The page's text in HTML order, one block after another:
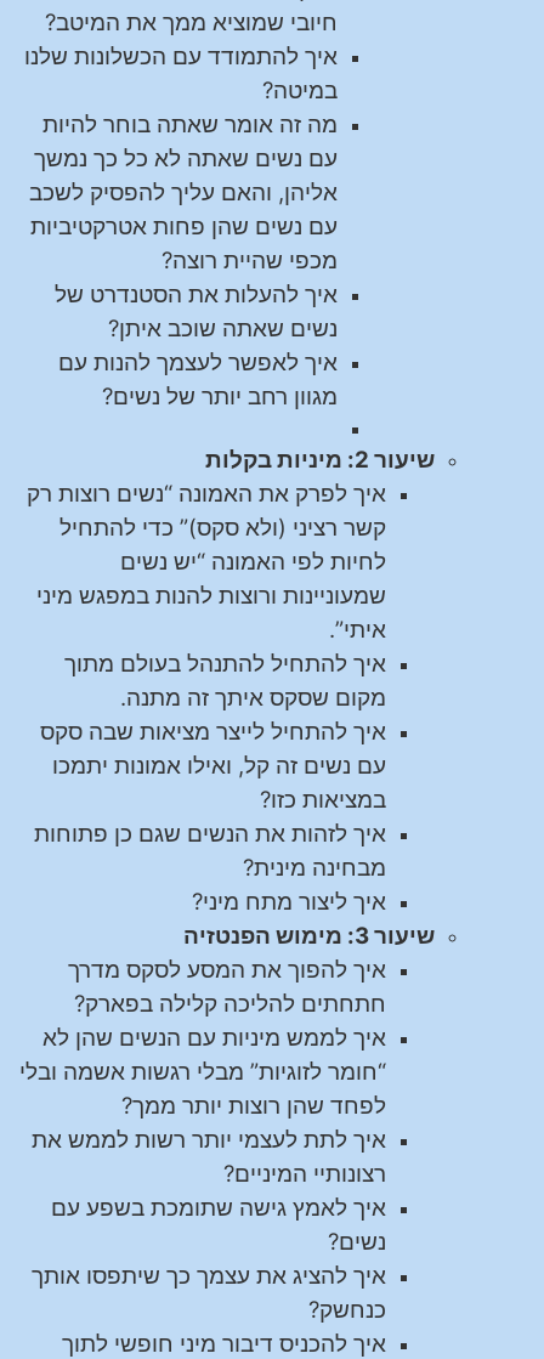
חיובי שמוציא ממך את המיטב?
איך להתמודד עם הכשלונות שלנו
במיטה?
מה זה אומר שאתה בוחר להיות
עם נשים שאתה לא כל כך נמשך
אליהן, והאם עליך להפסיק לשכב
עם נשים שהן פחות אטרקטיביות
מכפי שהיית רוצה?
איך להעלות את הסטנדרט של
נשים שאתה שוכב איתן?
איך לאפשר לעצמך להנות עם
מגוון רחב יותר של נשים?
שיעור 2: מיניות בקלות
איך לפרק את האמונה “נשים רוצות רק
קשר רציני (ולא סקס)” כדי להתחיל
לחיות לפי האמונה “יש נשים
שמעוניינות ורוצות להנות במפגש מיני
איתי”.
איך להתחיל להתנהל בעולם מתוך
מקום שסקס איתך זה מתנה.
איך להתחיל לייצר מציאות שבה סקס
עם נשים זה קל, ואילו אמונות יתמכו
במציאות כזו?
איך לזהות את הנשים שגם כן פתוחות
מבחינה מינית?
איך ליצור מתח מיני?
שיעור 3: מימוש הפנטזיה
איך להפוך את המסע לסקס מדרך
חתחתים להליכה קלילה בפארק?
איך לממש מיניות עם הנשים שהן לא
“חומר לזוגיות” מבלי רגשות אשמה ובלי
לפחד שהן רוצות יותר ממך?
איך לתת לעצמי יותר רשות לממש את
רצונותיי המיניים?
איך לאמץ גישה שתומכת בשפע עם
נשים?
איך להציג את עצמך כך שיתפסו אותך
כנחשק?
איך להכניס דיבור מיני חופשי לתוך